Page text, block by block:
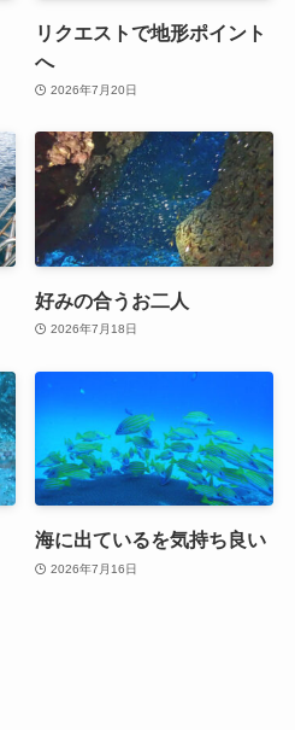
リクエストで地形ポイント
へ
2026年7月20日
好みの合うお二人
2026年7月18日
海に出ているを気持ち良い
2026年7月16日